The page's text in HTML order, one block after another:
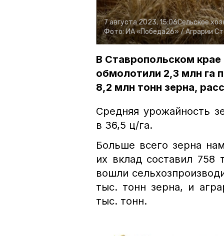
7 августа 2023, 15:06Сельское
Фото: ИА «Победа26» /Аграрии
В Ставропольском
обмолотили 2,3 млн га
8,2 млн тонн зерна,
Средняя урожайность
в 36,5 ц/га.
Больше всего зерна
их вклад составил 758
вошли
тыс. тонн зерна, и
тыс. тонн.